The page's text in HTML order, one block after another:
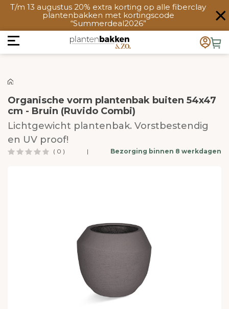
T/m 13 augustus 20% extra korting op alle fiberclay
plantenbakken met kortingscode
“Summerdeal2026”
Organische vorm plantenbak buiten 54x47
cm - Bruin (Ruvido Combi)
Lichtgewicht plantenbak. Vorstbestendig
en UV proof!
( 0 ) | Bezorging binnen 8 werkdagen